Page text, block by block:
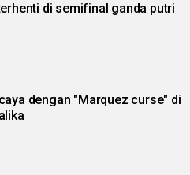
di semifinal ganda putri
dengan "Marquez curse" di